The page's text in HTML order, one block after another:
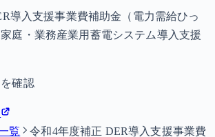
導入支援事業費補助金（電力需給ひっ
庭・業務産業用蓄電システム導入支援
確認
覧
令和4年度補正 DER導入支援事業費